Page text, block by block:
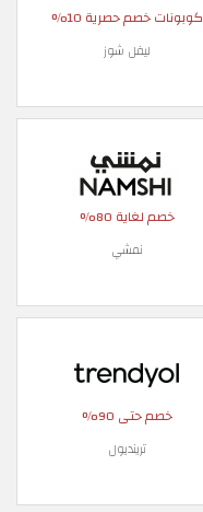
كوبونات خصم حصرية 10%
ليفل شوز
خصم لغاية 80%
نمشي
خصم حتى 90%
ترينديول